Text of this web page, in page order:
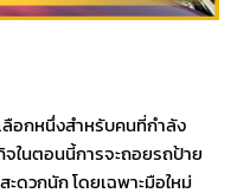
อกหนึ่งสำหรับคนที่กำลัง
ในตอนนี้การจะถอยรถป้าย
ดวกนัก โดยเฉพาะมือใหม่